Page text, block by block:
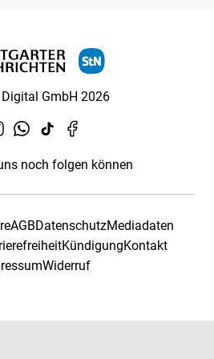
GmbH 2026
noch folgen können
AGBDatenschutzMediadaten
KündigungKontakt
Widerruf